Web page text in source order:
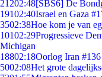
21202:48[SBS6] De
19102:40Israel en Gaza
3502:38Hoe kom je van
10102:29Progressieve
Michigan
18802:18Oorlog Iran
5002:08Het grote